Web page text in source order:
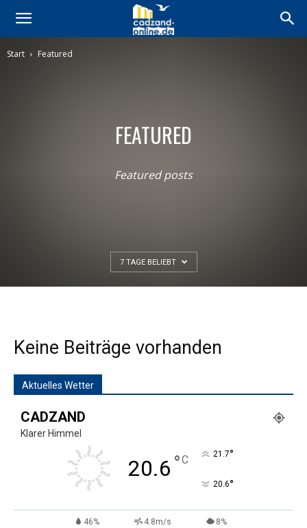
Start Featured
FEATURED
Featured posts
7 TAGE BELIEBT
Keine Beiträge vorhanden
Aktuelles Wetter
CADZAND
Klarer Himmel
20.6 °C 21.7°
20.6°
46% 4.8m/s 8%